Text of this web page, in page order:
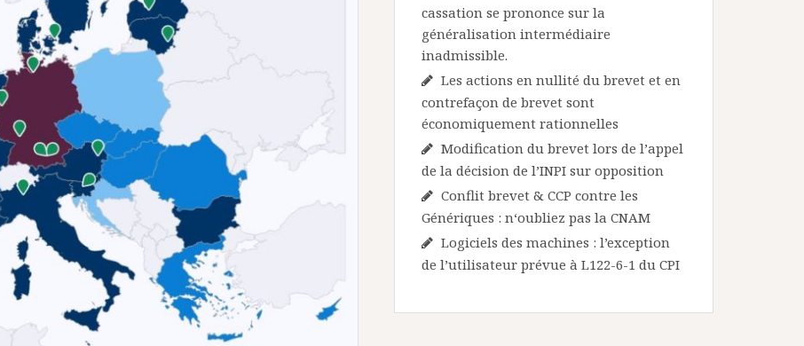
cassation se prononce sur la
généralisation intermédiaire
inadmissible.
Les actions en nullité du brevet et en
contrefaçon de brevet sont
économiquement rationnelles
Modification du brevet lors de l’appel
de la décision de l’INPI sur opposition
Conflit brevet & CCP contre les
Génériques : n‘oubliez pas la CNAM
Logiciels des machines : l’exception
de l’utilisateur prévue à L122-6-1 du CPI